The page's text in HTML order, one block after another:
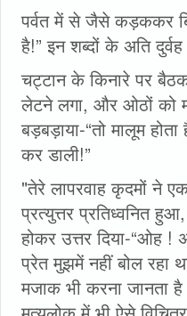
पर्वत में से जैसे कड़ककर
है!” इन शब्दों के अति
चट्टान के किनारे पर
लेटने लगा, और ओठों को
बड़बड़ाया-“तो मालूम
कर डाली!”
"तेरे लापरवाह कृदमों ने
प्रत्युत्तर प्रतिध्वनित
होकर उत्तर दिया-“ओह !
प्रेत मुझमें नहीं बोल रहा
मजाक भी करना जानता